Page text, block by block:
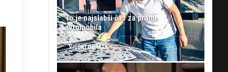
To je najslabši čas za pranje
avtomobila
VISOKI OBRATI